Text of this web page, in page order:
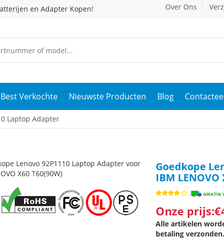
en Adapter Kopen! Over Ons
Best Verkochte Nieuwste Producten Blog
Laptop Adapter
Goedkope
IBM LENOVO
Onze
Alle artikelen
betaling verzonden.